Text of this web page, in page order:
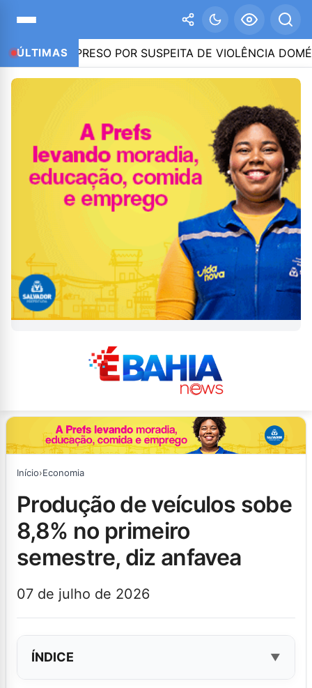
ÚLTIMAS
É PRESO POR SUSPEITA DE VIOLÊNCIA DOMÉSTICA
Início›Economia
produção de veículos sobe
8,8% no primeiro
semestre, diz anfavea
07 de julho de 2026
ÍNDICE